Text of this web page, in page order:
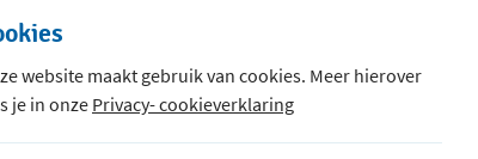
website maakt gebruik van cookies. Meer hierover
je in onze Privacy- cookieverklaring